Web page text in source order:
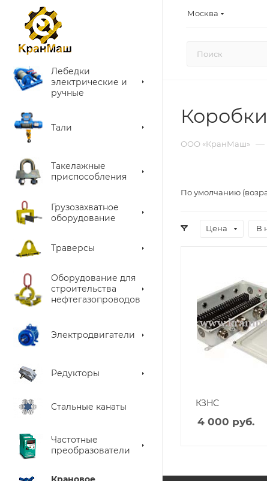
Москва
Лебедки
электрические и
ручные
Тали
Такелажные
приспособления
Грузозахватное
оборудование
Траверсы
Оборудование для
строительства
нефтегазопроводов
Электродвигатели
Редукторы
Стальные канаты
Частотные
преобразователи
ООО «КранМаш» —
По умолчанию
Цена В
КЗНС
4 000 руб.